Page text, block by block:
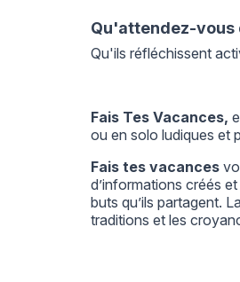
Qu'attendez-vous
Qu'ils réfléchissent
Fais Tes Vacances,
ou en solo ludiques et
Fais tes vacances
d’informations créés
buts qu’ils partagent.
traditions et les